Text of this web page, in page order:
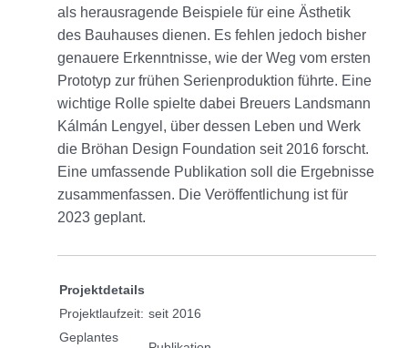
als herausragende Beispiele für eine Ästhetik
des Bauhauses dienen. Es fehlen jedoch bisher
genauere Erkenntnisse, wie der Weg vom ersten
Prototyp zur frühen Serienproduktion führte. Eine
wichtige Rolle spielte dabei Breuers Landsmann
Kálmán Lengyel, über dessen Leben und Werk
die Bröhan Design Foundation seit 2016 forscht.
Eine umfassende Publikation soll die Ergebnisse
zusammenfassen. Die Veröffentlichung ist für
2023 geplant.
Projektdetails
Projektlaufzeit: seit 2016
Geplantes